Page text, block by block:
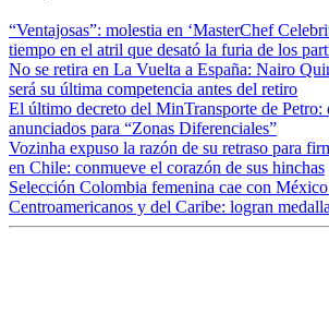
“Ventajosas”: molestia en ‘MasterChef
tiempo en el atril que desató la furia de los
No se retira en La Vuelta a España: Nairo
será su última competencia antes del retiro
El último decreto del MinTransporte de Petro:
anunciados para “Zonas Diferenciales”
Vozinha expuso la razón de su retraso para
en Chile: conmueve el corazón de sus hinchas
Selección Colombia femenina cae con
Centroamericanos y del Caribe: logran